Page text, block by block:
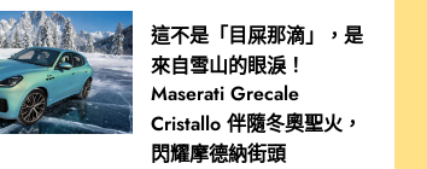
這不是「目屎那滴」，是
來自雪山的眼淚！
Maserati Grecale
Cristallo 伴隨冬奧聖火，
閃耀摩德納街頭